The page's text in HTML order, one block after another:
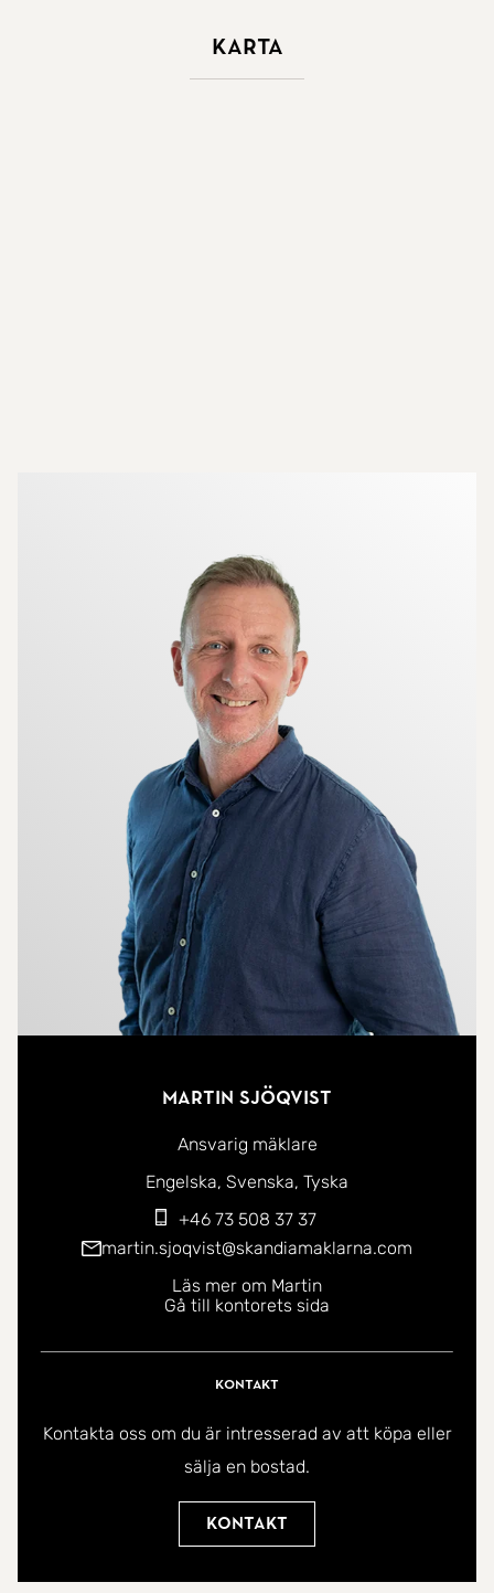
Karta
Martin Sjöqvist
Ansvarig mäklare
Du kan kontakta mig på följande språk:
Engelska Svenska Tyska
+46 73 508 37 37
martin.sjoqvist@skandiamaklarna.com
Läs mer om Martin
Gå till kontorets sida
Kontakt
Kontakta oss om du är intresserad av att köpa eller
sälja en bostad.
Kontakt